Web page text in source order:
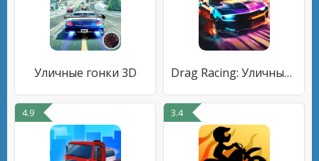
Уличные гонки 3D Drag Racing: Уличные гонки
4.9 3.4